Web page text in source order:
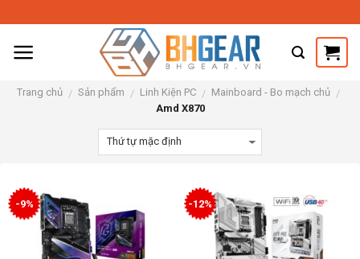
content
Trang chủ / Sản phẩm / Linh Kiện PC / Mainboard - Bo mạch chủ /
Amd X870
-9% -12%